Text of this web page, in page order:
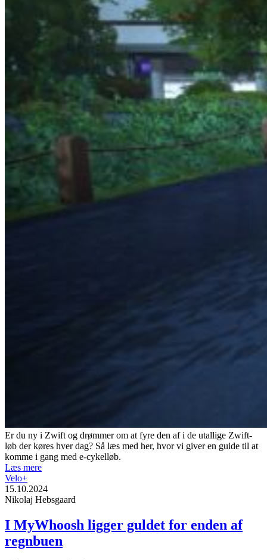
Er du ny i Zwift og drømmer om at fyre den af i de utallige Zwift-
løb der køres hver dag? Så læs med her, hvor vi giver en guide til at
komme i gang med e-cykelløb.
Læs mere
Velo+
15.10.2024
Nikolaj Hebsgaard
I MyWhoosh ligger guldet for enden af
regnbuen